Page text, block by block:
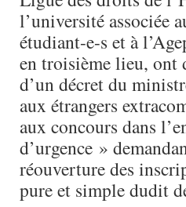
l’université associée
étudiant-e-s et à
en troisième lieu, ont
d’un décret du
aux étrangers
aux concours dans
d’urgence »
réouverture des
pure et simple dudit